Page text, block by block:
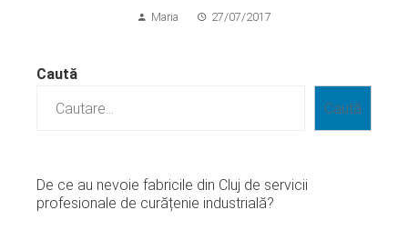
Maria 27/07/2017
Caută
Caută
De ce au nevoie fabricile din Cluj de servicii
profesionale de curățenie industrială?